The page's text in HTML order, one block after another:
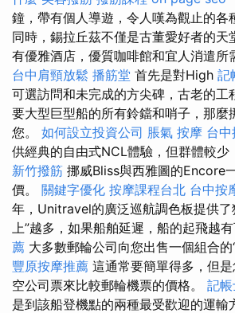
鐘，帶有個人導遊，令人嘆為觀止的各
同時，錫拉丘茲不僅是古董愛好者的天
有優雅酒店，優質咖啡館和宜人消遣所
台中肩頸放鬆 播筋堂 首先是對High 記
可選訪問和未完成的方尖碑，古老的工
要大型巨型船的所有鈴鐺和哨子，那麼
您。 如何設立投資公司 脹氣 按摩 台
供經典的自由式NCL體驗，但群體較少
新竹撥筋 挪威Bliss與西雅圖的Encore
價。 關鍵字優化 按摩課程台北 台中按
年，Unitravel的廣泛巡航調色板提供了
上”越多，如果船舶延遲，船的起飛越有
薦 大多數郵輪公司向您出售一個組合的
豐原按摩推薦 這通常要簡單得多，但
空公司票來比較郵輪機票的價格。 記
是到該船登機點的兩種最受歡迎​​的運輸